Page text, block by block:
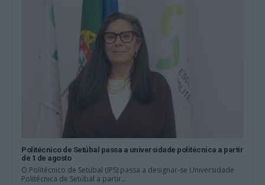
Politécnico de Setúbal passa a universidade politécnica a partir
de 1 de agosto
O Politécnico de Setúbal (IPS) passa a designar-se Universidade
Politécnica de Setúbal a partir...